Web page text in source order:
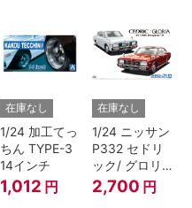
在庫なし
1/24 加工てっ
ちん TYPE-3
14インチ
1,012 円
在庫なし
1/24 ニッサン
P332 セドリ
ック/ グロリ
ア 4HT280E
ブロアム '78
2,700 円